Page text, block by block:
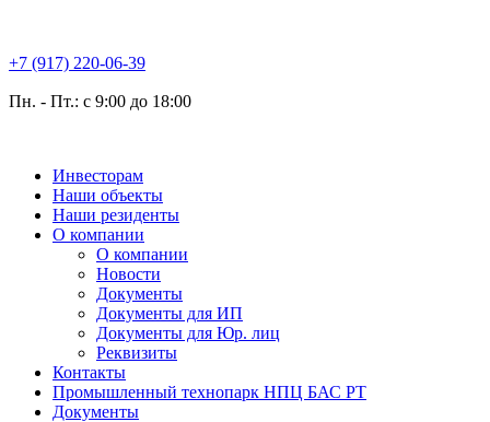
+7 (917) 220-06-39
Пн. - Пт.: с 9:00 до 18:00
Инвесторам
Наши объекты
Наши резиденты
О компании
О компании
Новости
Документы
Документы для ИП
Документы для Юр. лиц
Реквизиты
Контакты
Промышленный технопарк НПЦ БАС РТ
Документы